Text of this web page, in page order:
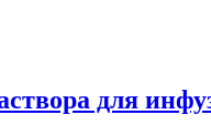
для